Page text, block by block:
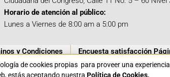
Horario de atención al público:
Lunes a Viernes de 8:00 am a 5:00 pm
y Condiciones Encuesta satisfacción
de cookies propias para proveer una
estás aceptando nuestra Política de Cookies.